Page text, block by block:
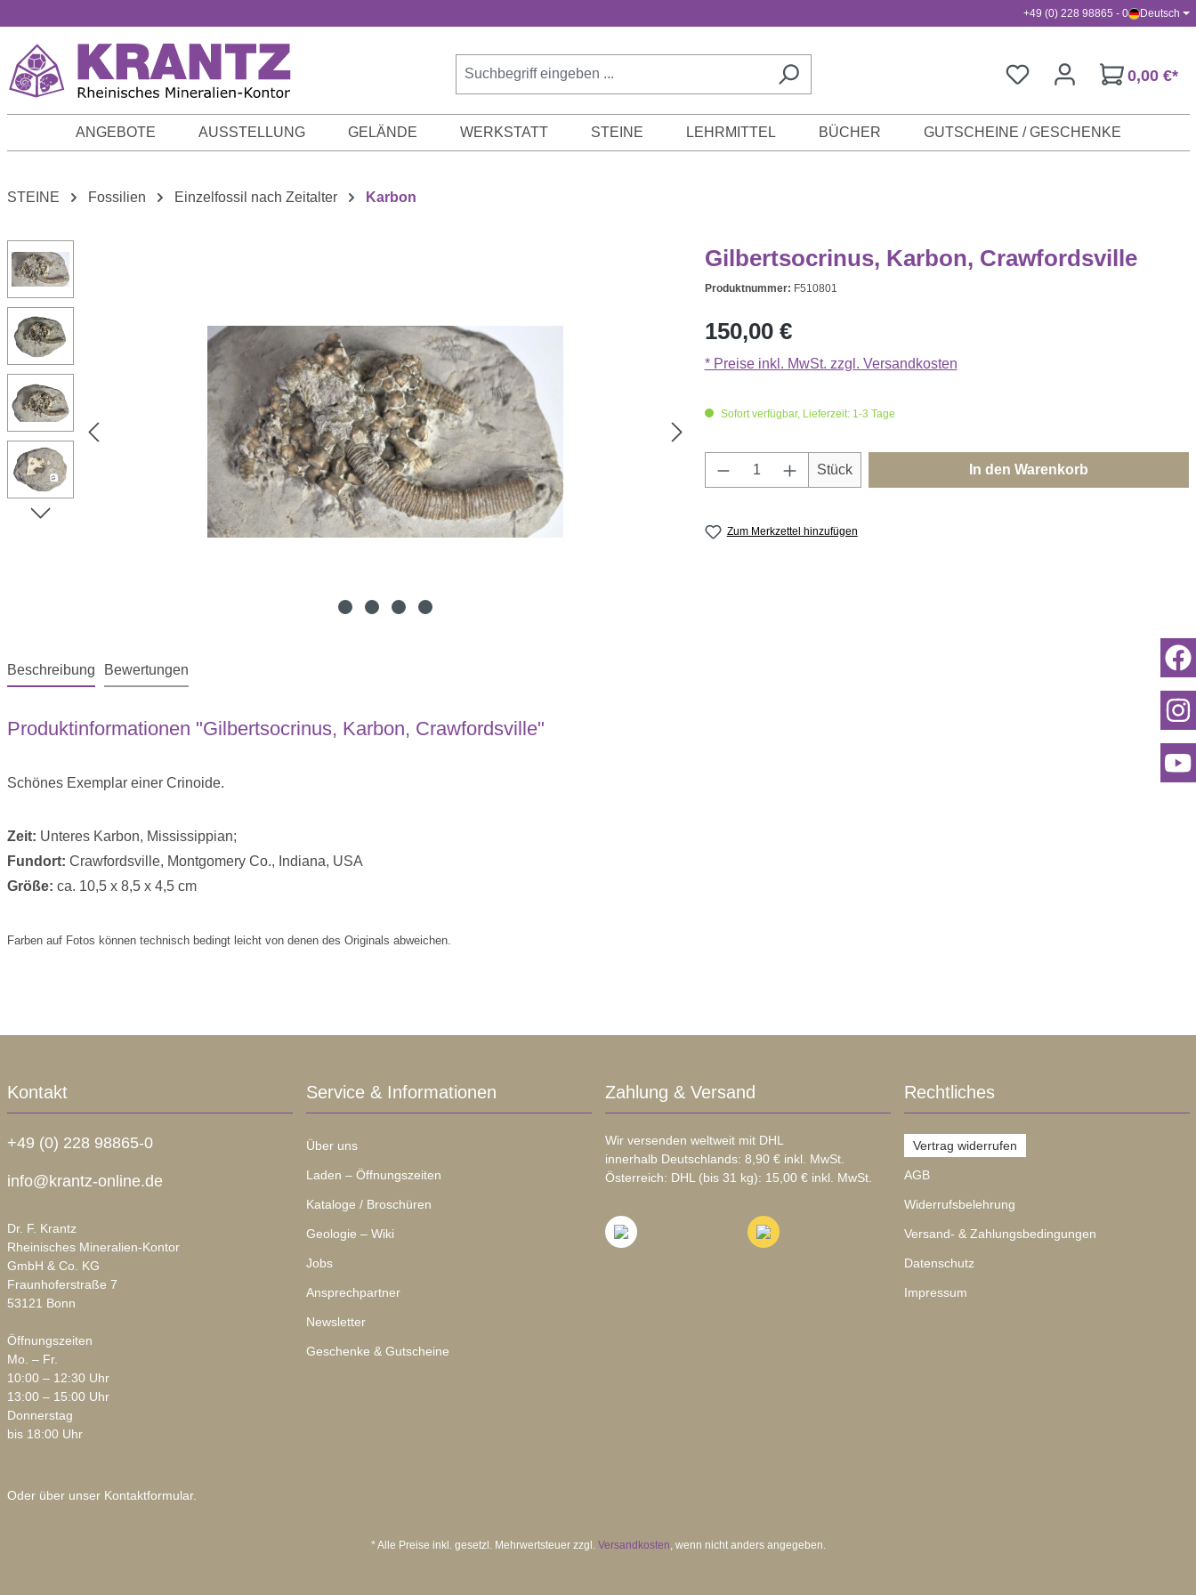
+49 (0) 228 98865 - 0 Deutsch
0,00 €*
ANGEBOTE AUSSTELLUNG GELÄNDE WERKSTATT STEINE LEHRMITTEL BÜCHER GUTSCHEINE / GESCHENKE
STEINE Fossilien Einzelfossil nach Zeitalter Karbon
Gilbertsocrinus, Karbon, Crawfordsville
Produktnummer: F510801
Regulärer Preis:
150,00 €
* Preise inkl. MwSt. zzgl. Versandkosten
Sofort verfügbar, Lieferzeit: 1-3 Tage
Produkt Anzahl: Gib den gewünschten Wert ein
Stück In den Warenkorb
Zum Merkzettel hinzufügen
Beschreibung Bewertungen
Produktinformationen "Gilbertsocrinus, Karbon, Crawfordsville"
Schönes Exemplar einer Crinoide.
Zeit: Unteres Karbon, Mississippian;
Fundort: Crawfordsville, Montgomery Co., Indiana, USA
Größe: ca. 10,5 x 8,5 x 4,5 cm
Farben auf Fotos können technisch bedingt leicht von denen des Originals abweichen.
Kontakt
+49 (0) 228 98865-0
info@krantz-online.de
Dr. F. Krantz
Rheinisches Mineralien-Kontor
GmbH & Co. KG
Fraunhoferstraße 7
53121 Bonn
Öffnungszeiten
Mo. – Fr.
10:00 – 12:30 Uhr
13:00 – 15:00 Uhr
Donnerstag
bis 18:00 Uhr
Oder über unser Kontaktformular.
Service & Informationen
Über uns
Laden – Öffnungszeiten
Kataloge / Broschüren
Geologie – Wiki
Jobs
Ansprechpartner
Newsletter
Geschenke & Gutscheine
Zahlung & Versand
Wir versenden weltweit mit DHL
innerhalb Deutschlands: 8,90 € inkl. MwSt.
Österreich: DHL (bis 31 kg): 15,00 € inkl. MwSt.
Rechtliches
Vertrag widerrufen
AGB
Widerrufsbelehrung
Versand- & Zahlungsbedingungen
Datenschutz
Impressum
* Alle Preise inkl. gesetzl. Mehrwertsteuer zzgl. Versandkosten, wenn nicht anders angegeben.